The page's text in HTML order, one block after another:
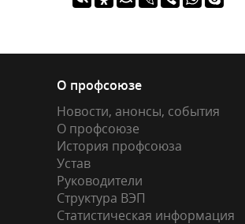
О профсоюзе
Новости, анонсы, события
О профсоюзе
История профсоюза
Устав
Руководители
Структура ВЭП
Статистическая информация